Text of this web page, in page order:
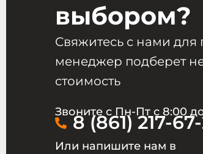
выбором?
Свяжитесь с нами для
менеджер подберет
стоимость
Звоните с Пн-Пт с 8:00
8 (861) 217-
Или напишите нам в